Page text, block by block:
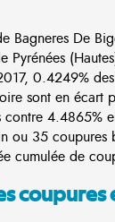
Bagneres De
Pyrénées
0.4249%
sont en écart
contre 4.4865%
ou 35 coupures
cumulée de
coupures